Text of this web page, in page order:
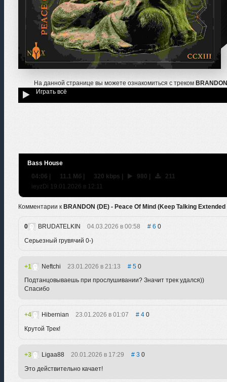
На данной странице вы можете ознакомиться с треком
Играть всё
Bass House
04:06 | 11.1 Мб | 320 kbps | 980 |
211
ieyzDi 19.01.2026 в 12:11
Комментарии к BRANDON (DE) - Peace Of Mind (Keep Talking Extended
0 BRUDATELKIN 04.03.2026 в 00:58 6 0
Серьезный грувячий 0-)
1 Neftchi 23.01.2026 в 21:13 50
Подтанцовываешь при прослушивании? Значит трек удался))
Спасибо
4 Hibernian 23.01.2026 в 01:07 40
Крутой Трек!
3 Ligaa88 20.01.2026 в 17:29 3 0
Это действительно качает!